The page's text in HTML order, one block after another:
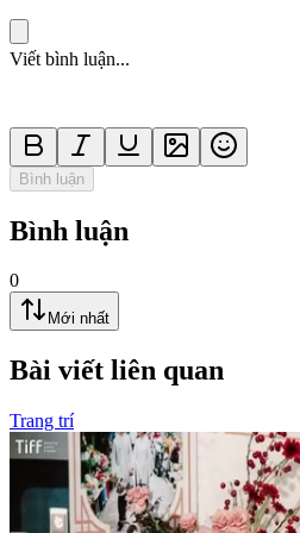
Viết bình luận...
Bình luận
Bình luận
0
Mới nhất
Bài viết liên quan
Trang trí